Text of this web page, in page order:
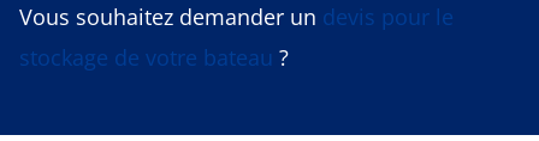
Vous souhaitez demander un devis pour le
stockage de votre bateau ?